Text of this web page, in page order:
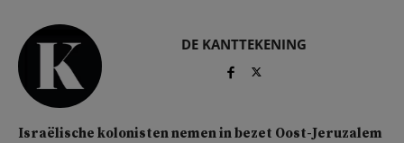
DE KANTTEKENING
Israëlische kolonisten nemen in bezet Oost-Jeruzalem